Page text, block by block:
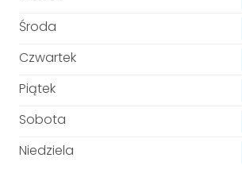
Środa
Czwartek
Piątek
Sobota
Niedziela